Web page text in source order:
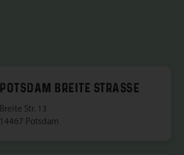
POTSDAM BREITE STRASSE
Breite Str. 13
14467 Potsdam